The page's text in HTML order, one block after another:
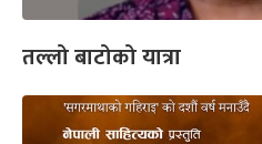
तल्लो बाटोको यात्रा